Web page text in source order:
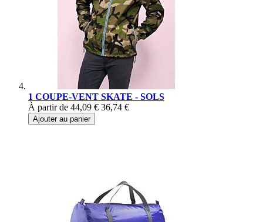
1 COUPE-VENT SKATE - SOLS
À partir de 44,09 € 36,74 €
Ajouter au panier